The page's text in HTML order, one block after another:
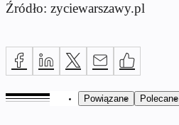
Źródło: zyciewarszawy.pl
Powiązane Polecane